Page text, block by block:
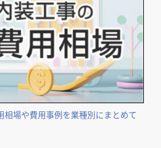
相場や費用事例を業種別にまとめて